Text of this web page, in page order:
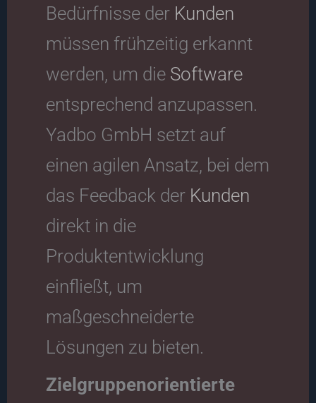
Bedürfnisse der Kunden
müssen frühzeitig erkannt
werden, um die Software
entsprechend anzupassen.
Yadbo GmbH setzt auf
einen agilen Ansatz, bei dem
das Feedback der Kunden
direkt in die
Produktentwicklung
einfließt, um
maßgeschneiderte
Lösungen zu bieten.
Zielgruppenorientierte